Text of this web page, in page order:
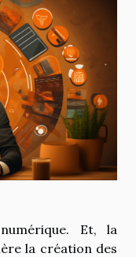
Et, la
la création des